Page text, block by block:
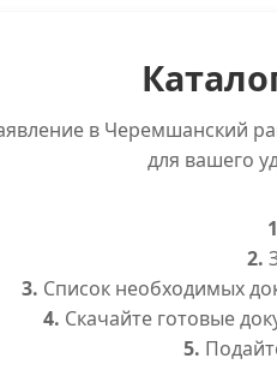
в Черемшанский
для вашего
2.
3. Список необходимых
4. Скачайте готовые
5.